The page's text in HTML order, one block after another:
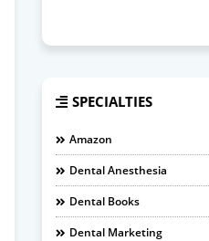
SPECIALTIES
Amazon
Dental Anesthesia
Dental Books
Dental Marketing